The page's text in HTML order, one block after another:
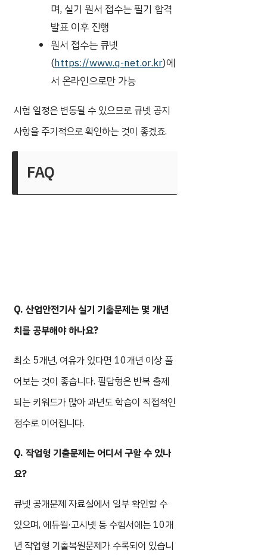
며, 실기 원서 접수는 필기 합격
발표 이후 진행
원서 접수는 큐넷
(https://www.q-net.or.kr)에
서 온라인으로만 가능
시험 일정은 변동될 수 있으므로 큐넷 공지
사항을 주기적으로 확인하는 것이 좋겠죠.
FAQ
Q. 산업안전기사 실기 기출문제는 몇 개년
치를 공부해야 하나요?
최소 5개년, 여유가 있다면 10개년 이상 풀
어보는 것이 좋습니다. 필답형은 반복 출제
되는 키워드가 많아 과년도 학습이 직접적인
점수로 이어집니다.
Q. 작업형 기출문제는 어디서 구할 수 있나
요?
큐넷 공개문제 자료실에서 일부 확인할 수
있으며, 에듀윌·고시넷 등 수험서에는 10개
년 작업형 기출복원문제가 수록되어 있습니